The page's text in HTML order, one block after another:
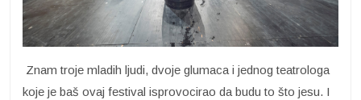
Znam troje mladih ljudi, dvoje glumaca i jednog teatrologa
koje je baš ovaj festival isprovocirao da budu to što jesu. I